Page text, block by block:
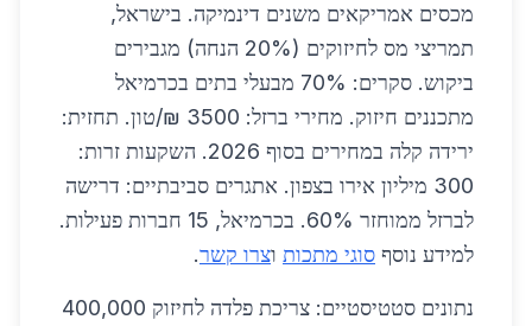
מכסים אמריקאים משנים דינמיקה. בישראל,
תמריצי מס לחיזוקים (20% הנחה) מגבירים
ביקוש. סקרים: 70% מבעלי בתים בכרמיאל
מתכננים חיזוק. מחירי ברזל: 3500 ₪/טון. תחזית:
ירידה קלה במחירים בסוף 2026. השקעות זרות:
300 מיליון אירו בצפון. אתגרים סביבתיים: דרישה
לברזל ממוחזר 60%. בכרמיאל, 15 חברות פעילות.
למידע נוסף סוגי מתכות וצרו קשר.
נתונים סטטיסטיים: צריכת פלדה לחיזוק 400,000